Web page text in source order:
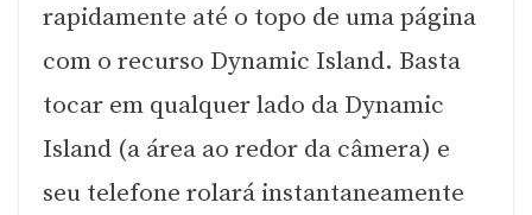
rapidamente até o topo de uma página
com o recurso Dynamic Island. Basta
tocar em qualquer lado da Dynamic
Island (a área ao redor da câmera) e
seu telefone rolará instantaneamente